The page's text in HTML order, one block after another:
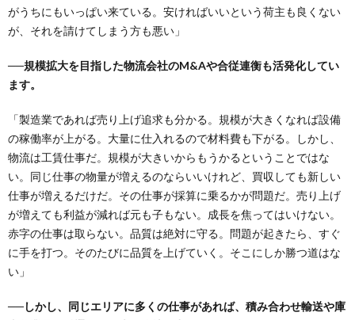
がうちにもいっぱい来ている。安ければいいという荷主も良くない
が、それを請けてしまう方も悪い」
──規模拡大を目指した物流会社のM&Aや合従連衡も活発化してい
ます。
「製造業であれば売り上げ追求も分かる。規模が大きくなれば設備
の稼働率が上がる。大量に仕入れるので材料費も下がる。しかし、
物流は工賃仕事だ。規模が大きいからもうかるということではな
い。同じ仕事の物量が増えるのならいいけれど、買収しても新しい
仕事が増えるだけだ。その仕事が採算に乗るかが問題だ。売り上げ
が増えても利益が減れば元も子もない。成長を焦ってはいけない。
赤字の仕事は取らない。品質は絶対に守る。問題が起きたら、すぐ
に手を打つ。そのたびに品質を上げていく。そこにしか勝つ道はな
い」
──しかし、同じエリアに多くの仕事があれば、積み合わせ輸送や庫